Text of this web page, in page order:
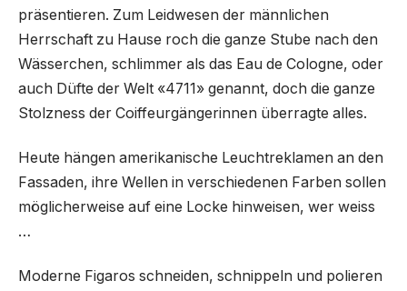
präsentieren. Zum Leidwesen der männlichen
Herrschaft zu Hause roch die ganze Stube nach den
Wässerchen, schlimmer als das Eau de Cologne, oder
auch Düfte der Welt «4711» genannt, doch die ganze
Stolzness der Coiffeurgängerinnen überragte alles.
Heute hängen amerikanische Leuchtreklamen an den
Fassaden, ihre Wellen in verschiedenen Farben sollen
möglicherweise auf eine Locke hinweisen, wer weiss
…
Moderne Figaros schneiden, schnippeln und polieren